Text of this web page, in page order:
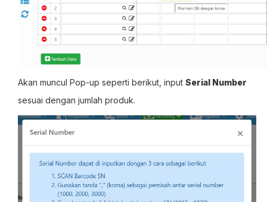
Akan muncul Pop-up seperti berikut, input Serial Number
sesuai dengan jumlah produk.